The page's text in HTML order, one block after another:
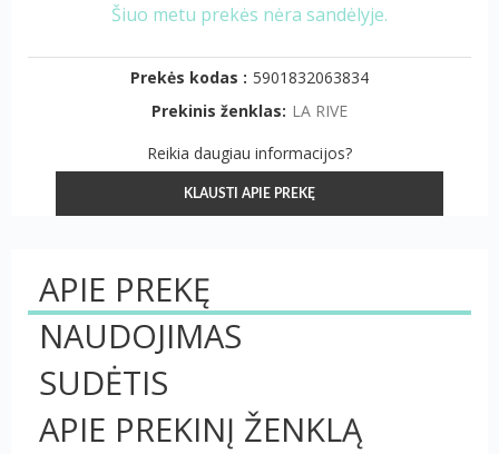
Šiuo metu prekės nėra sandėlyje.
Prekės kodas : 5901832063834
Prekinis ženklas: LA RIVE
Reikia daugiau informacijos?
KLAUSTI APIE PREKĘ
APIE PREKĘ
NAUDOJIMAS
SUDĖTIS
APIE PREKINĮ ŽENKLĄ